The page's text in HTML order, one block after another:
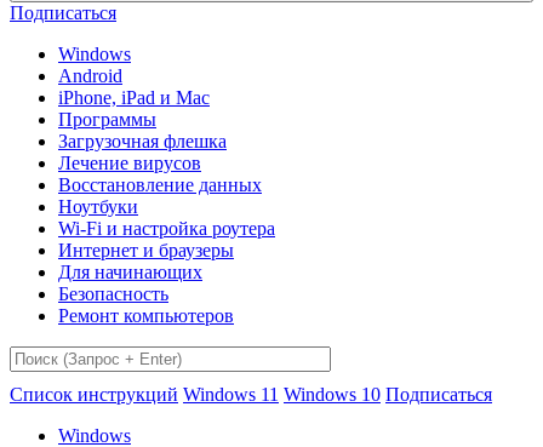
Подписаться
Windows
Android
iPhone, iPad и Mac
Программы
Загрузочная флешка
Лечение вирусов
Восстановление данных
Ноутбуки
Wi-Fi и настройка роутера
Интернет и браузеры
Для начинающих
Безопасность
Ремонт компьютеров
Список инструкций Windows 11 Windows 10 Подписаться
Windows